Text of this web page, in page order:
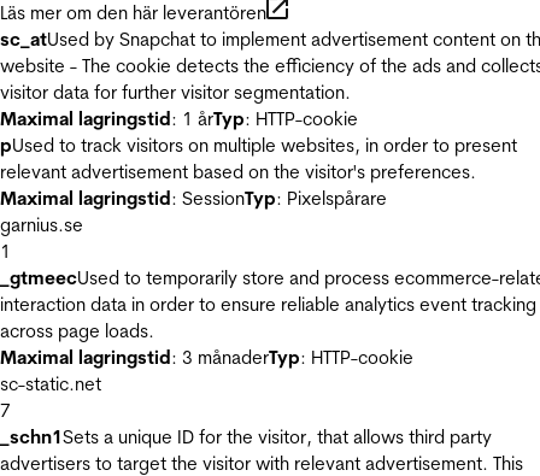
Läs mer om den här leverantören
sc_atUsed by Snapchat to implement advertisement content on
website - The cookie detects the efficiency of the ads and
visitor data for further visitor segmentation.
Maximal lagringstid: 1 årTyp: HTTP-cookie
pUsed to track visitors on multiple websites, in order to present
relevant advertisement based on the visitor's preferences.
Maximal lagringstid: SessionTyp: Pixelspårare
garnius.se
1
_gtmeecUsed to temporarily store and process ecommerce-
interaction data in order to ensure reliable analytics event tracking
across page loads.
Maximal lagringstid: 3 månaderTyp: HTTP-cookie
sc-static.net
7
_schn1Sets a unique ID for the visitor, that allows third party
advertisers to target the visitor with relevant advertisement. This